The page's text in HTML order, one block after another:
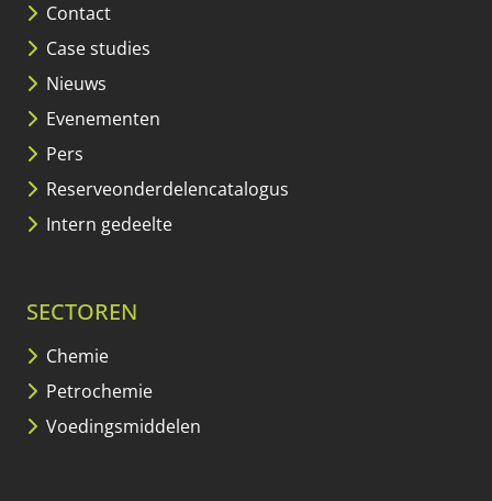
Contact
Case studies
Nieuws
Evenementen
Pers
Reserveonderdelencatalogus
Intern gedeelte
SECTOREN
Chemie
Petrochemie
Voedingsmiddelen